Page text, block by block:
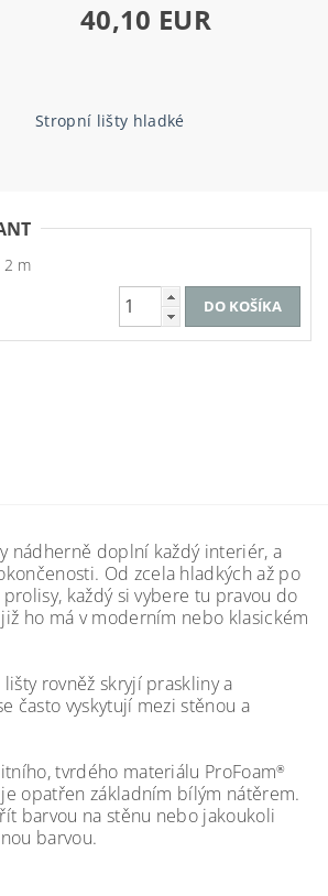
40,10 EUR
Stropní lišty hladké
2 m
nádherně doplní každý interiér, a
Od zcela hladkých až po
každý si vybere tu pravou do
ho má v moderním nebo klasickém
rovněž skryjí praskliny a
často vyskytují mezi stěnou a
tvrdého materiálu ProFoam®
opatřen základním bílým nátěrem.
barvou na stěnu nebo jakoukoli
barvou.